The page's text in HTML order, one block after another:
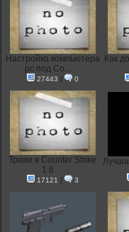
Настройка компьютера
pc под Co...
27443 | 0
Как
Трюки в Counter Strike
1.6
17121 | 3